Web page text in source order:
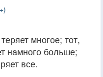
многое; тот,
намного больше;
все.